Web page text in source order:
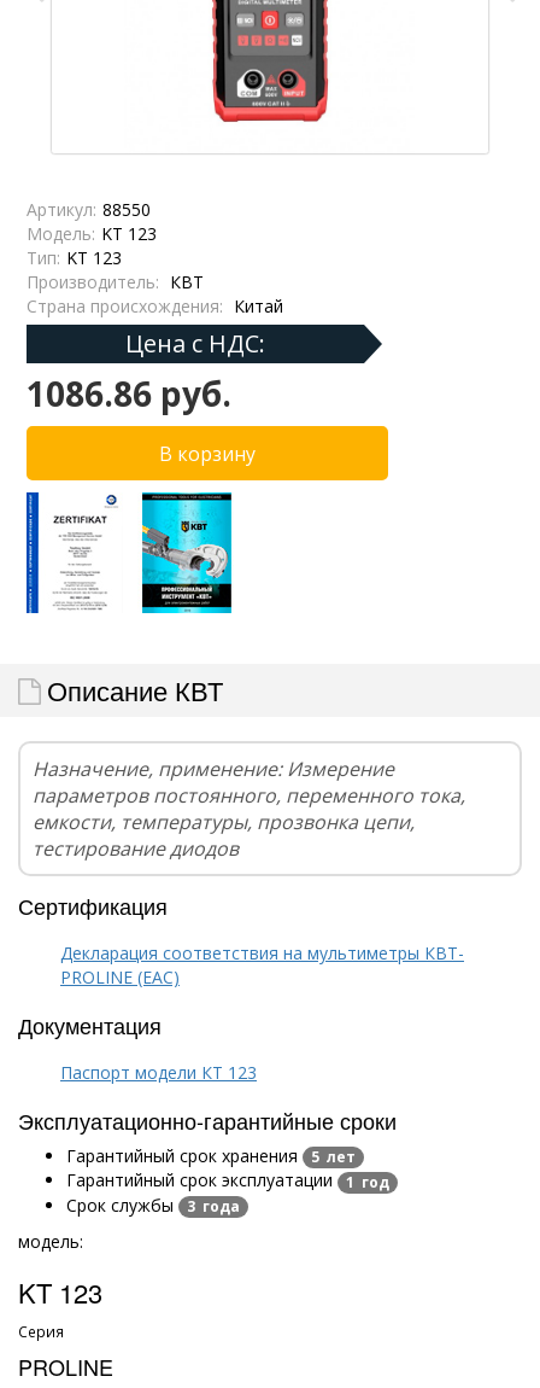
Артикул: 88550
Модель: KT 123
Тип: KT 123
Производитель: КВТ
Страна происхождения: Китай
Цена с НДС:
1086.86 руб.
Описание КВТ
Назначение, применение: Измерение
параметров постоянного, переменного тока,
емкости, температуры, прозвонка цепи,
тестирование диодов
Сертификация
Декларация соответствия на мультиметры КВТ-
PROLINE (EAC)
Документация
Паспорт модели КТ 123
Эксплуатационно-гарантийные сроки
Гарантийный срок хранения 5 лет
Гарантийный срок эксплуатации 1 год
Срок службы 3 года
модель:
KT 123
Серия
PROLINE